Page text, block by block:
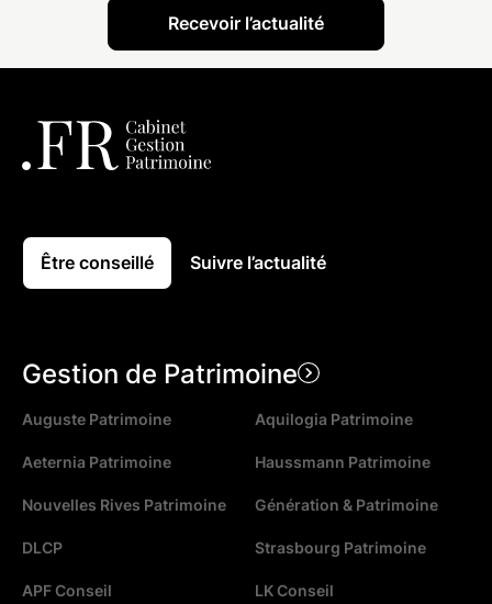
Être conseillé Suivre l’actualité
Gestion de Patrimoine
Auguste Patrimoine Aquilogia Patrimoine
Aeternia Patrimoine Haussmann Patrimoine
Nouvelles Rives Patrimoine Génération & Patrimoine
DLCP Strasbourg Patrimoine
APF Conseil LK Conseil